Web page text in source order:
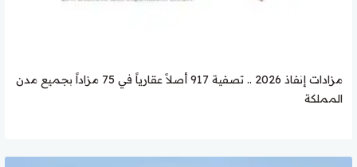
مزادات إنفاذ 2026 .. تصفية 917 أصلاً عقارياً في 75 مزاداً بجميع مدن
المملكة